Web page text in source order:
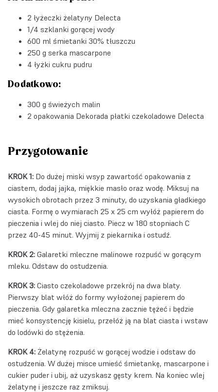
2 łyżeczki żelatyny Delecta
1/4 szklanki gorącej wody
600 ml śmietanki 30% tłuszczu
250 g serka mascarpone
4 łyżki cukru pudru
Dodatkowo:
300 g świeżych malin
2 opakowania Dekorada płatki czekoladowe Delecta
Przygotowanie
KROK 1: Do dużej miski wsyp zawartość opakowania z
ciastem, dodaj jajka, miękkie masło oraz wodę. Miksuj na
wysokich obrotach przez 3 minuty, do uzyskania gładkiego
ciasta. Formę o wymiarach 25 x 25 cm wyłóż papierem do
pieczenia i wlej do niej ciasto. Piecz w 180 stopniach C
przez 40-45 minut. Wyjmij z piekarnika i ostudź.
KROK 2: Galaretki mleczne malinowe rozpuść w gorącym
mleku. Odstaw do ostudzenia.
KROK 3: Ciasto czekoladowe przekrój na dwa blaty.
Pierwszy blat włóż do formy wyłożonej papierem do
pieczenia. Gdy galaretka mleczna zacznie tężeć i będzie
mieć konsystencję kisielu, przełóż ją na blat ciasta i wstaw
do lodówki do stężenia.
KROK 4: Żelatynę rozpuść w gorącej wodzie i odstaw do
ostudzenia. W dużej misce umieść śmietankę, mascarpone i
cukier puder i ubij, aż uzyskasz gęsty krem. Na koniec wlej
żelatynę i jeszcze raz zmiksuj.